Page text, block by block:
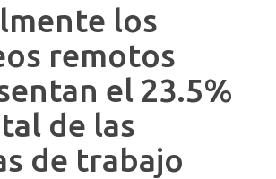
los
remotos
el 23.5%
de las
de trabajo